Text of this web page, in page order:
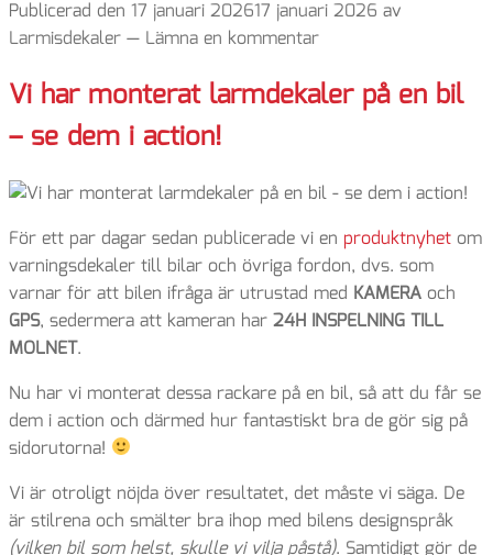
Publicerad den 17 januari 202617 januari 2026 av
Larmisdekaler — Lämna en kommentar
Vi har monterat larmdekaler på en bil
– se dem i action!
För ett par dagar sedan publicerade vi en produktnyhet om
varningsdekaler till bilar och övriga fordon, dvs. som
varnar för att bilen ifråga är utrustad med KAMERA och
GPS, sedermera att kameran har 24H INSPELNING TILL
MOLNET.
Nu har vi monterat dessa rackare på en bil, så att du får se
dem i action och därmed hur fantastiskt bra de gör sig på
sidorutorna!
Vi är otroligt nöjda över resultatet, det måste vi säga. De
är stilrena och smälter bra ihop med bilens designspråk
(vilken bil som helst, skulle vi vilja påstå). Samtidigt gör de